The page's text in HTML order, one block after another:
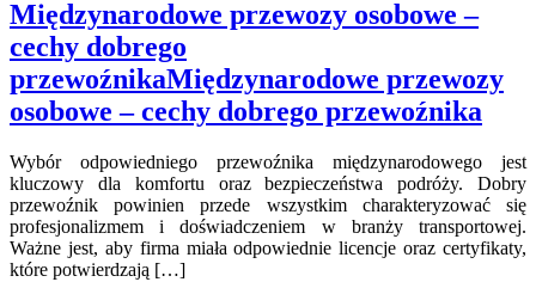
Międzynarodowe przewozy osobowe –
cechy dobrego
przewoźnikaMiędzynarodowe przewozy
osobowe – cechy dobrego przewoźnika
Wybór odpowiedniego przewoźnika międzynarodowego jest
kluczowy dla komfortu oraz bezpieczeństwa podróży. Dobry
przewoźnik powinien przede wszystkim charakteryzować się
profesjonalizmem i doświadczeniem w branży transportowej.
Ważne jest, aby firma miała odpowiednie licencje oraz certyfikaty,
które potwierdzają […]